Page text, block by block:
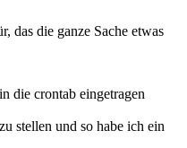
das die ganze Sache etwas
die crontab eingetragen
stellen und so habe ich ein